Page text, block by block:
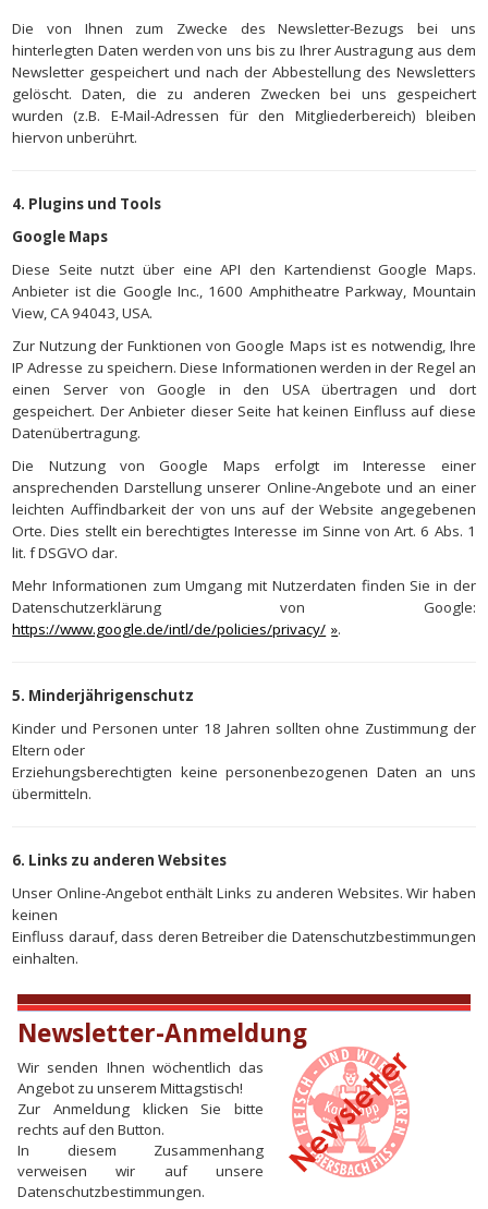
Die von Ihnen zum Zwecke des Newsletter-Bezugs bei uns
hinterlegten Daten werden von uns bis zu Ihrer Austragung aus dem
Newsletter gespeichert und nach der Abbestellung des Newsletters
gelöscht. Daten, die zu anderen Zwecken bei uns gespeichert
wurden (z.B. E-Mail-Adressen für den Mitgliederbereich) bleiben
hiervon unberührt.
4. Plugins und Tools
Google Maps
Diese Seite nutzt über eine API den Kartendienst Google Maps.
Anbieter ist die Google Inc., 1600 Amphitheatre Parkway, Mountain
View, CA 94043, USA.
Zur Nutzung der Funktionen von Google Maps ist es notwendig, Ihre
IP Adresse zu speichern. Diese Informationen werden in der Regel an
einen Server von Google in den USA übertragen und dort
gespeichert. Der Anbieter dieser Seite hat keinen Einfluss auf diese
Datenübertragung.
Die Nutzung von Google Maps erfolgt im Interesse einer
ansprechenden Darstellung unserer Online-Angebote und an einer
leichten Auffindbarkeit der von uns auf der Website angegebenen
Orte. Dies stellt ein berechtigtes Interesse im Sinne von Art. 6 Abs. 1
lit. f DSGVO dar.
Mehr Informationen zum Umgang mit Nutzerdaten finden Sie in der
Datenschutzerklärung von Google:
https://www.google.de/intl/de/policies/privacy/
.
5. Minderjährigenschutz
Kinder und Personen unter 18 Jahren sollten ohne Zustimmung der
Eltern oder
Erziehungsberechtigten keine personenbezogenen Daten an uns
übermitteln.
6. Links zu anderen Websites
Unser Online-Angebot enthält Links zu anderen Websites. Wir haben
keinen
Einfluss darauf, dass deren Betreiber die Datenschutzbestimmungen
einhalten.
Newsletter-Anmeldung
Wir senden Ihnen wöchentlich das
Angebot zu unserem Mittagstisch!
Zur Anmeldung klicken Sie bitte
rechts auf den Button.
In diesem Zusammenhang
verweisen wir auf unsere
Datenschutzbestimmungen.